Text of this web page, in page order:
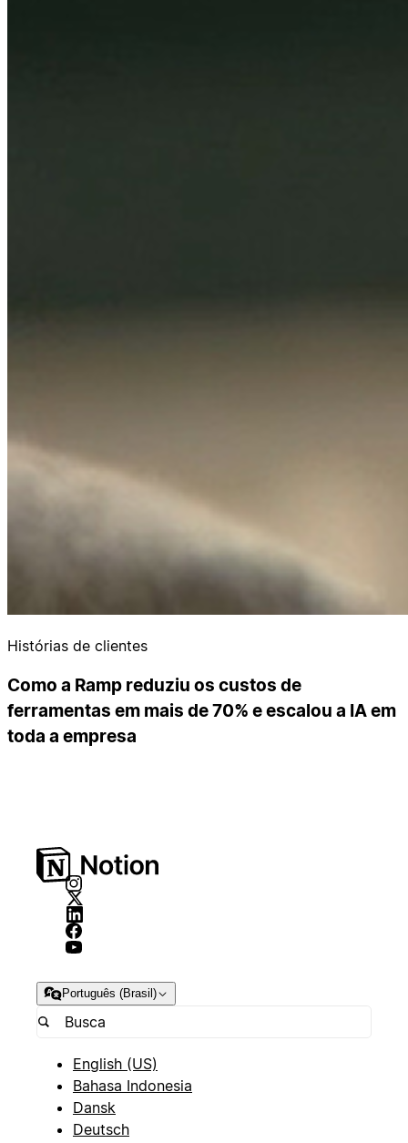
Histórias de clientes
Como a Ramp reduziu os custos de
ferramentas em mais de 70% e escalou a IA em
toda a empresa
Português (Brasil)
English (US)
Bahasa Indonesia
Dansk
Deutsch